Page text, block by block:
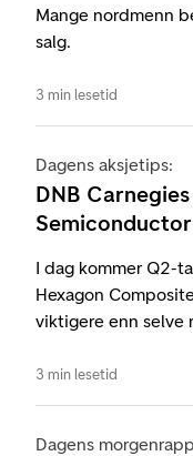
Mange nordmenn
salg.
3 min lesetid
Dagens aksjetips:
DNB
I dag kommer Q2-
Hexagon
viktigere enn selve
3 min lesetid
Dagens